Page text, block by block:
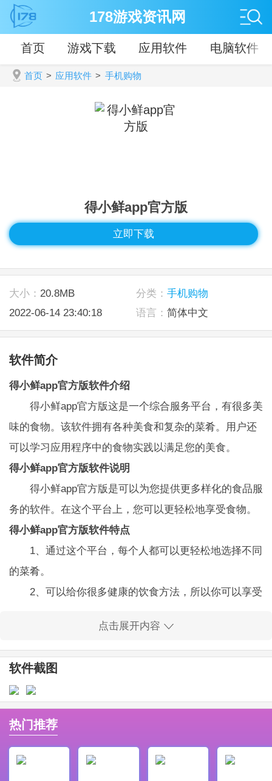
178游戏资讯网
首页 游戏下载 应用软件 电脑软件
首页 > 应用软件 > 手机购物
得小鲜app官方版
立即下载
大小： 20.8MB 分类： 手机购物
2022-06-14 23:40:18
语言： 简体中文
软件简介
得小鲜app官方版软件介绍
得小鲜app官方版这是一个综合服务平台，有很多美
味的食物。该软件拥有各种美食和复杂的菜肴。用户还
可以学习应用程序中的食物实践以满足您的美食。
得小鲜app官方版软件说明
得小鲜app官方版是可以为您提供更多样化的食品服
务的软件。在这个平台上，您可以更轻松地享受食物。
得小鲜app官方版软件特点
1、通过这个平台，每个人都可以更轻松地选择不同
的菜肴。
2、可以给你很多健康的饮食方法，所以你可以享受
得小鲜app官方版软件亮点
1、得小鲜app官方版为用户们提供良好优质的服
务，得小鲜app官方版让每一个用户都能在软件中获取最
好，最舒适的体验。
2、可以为每个人提供大量的教程，所以你可以在家
里做好食物。
得小鲜app官方版软件更新
点击展开内容
软件截图
热门推荐